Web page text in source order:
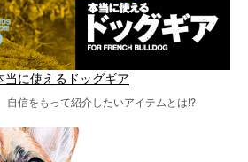
当に使えるドッグギア
自信をもって紹介したいアイテムとは!?